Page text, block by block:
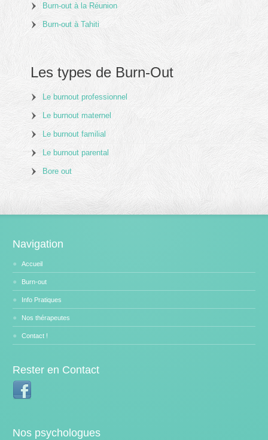
Burn-out à la Réunion
Burn-out à Tahiti
Les types de Burn-Out
Le burnout professionnel
Le burnout maternel
Le burnout familial
Le burnout parental
Bore out
Navigation
Accueil
Burn-out
Info Pratiques
Nos thérapeutes
Contact !
Rester en Contact
Nos psychologues